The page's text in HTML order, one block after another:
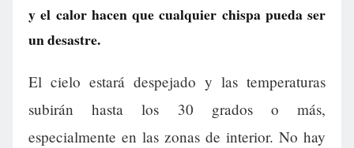
y el calor hacen que cualquier chispa pueda ser
un desastre.
El cielo estará despejado y las temperaturas
subirán hasta los 30 grados o más,
especialmente en las zonas de interior. No hay